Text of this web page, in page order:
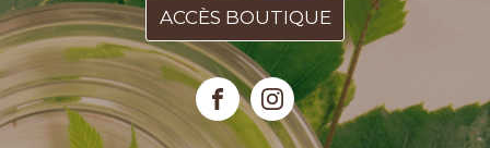
ACCÈS BOUTIQUE